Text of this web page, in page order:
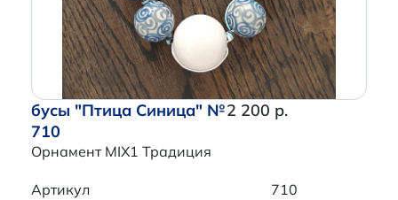
бусы "Птица Синица" №
710
Орнамент MIX1 Традиция
2 200 р.
Артикул
710